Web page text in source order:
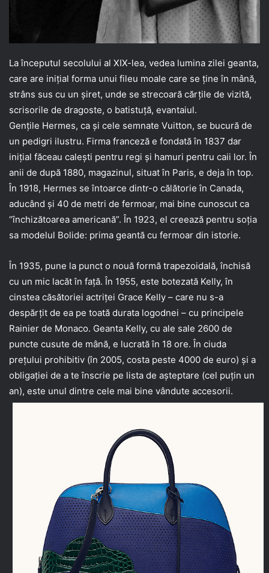
La începutul secolului al XIX-lea, vedea lumina zilei geanta,
care are iniţial forma unui fileu moale care se ţine în mână,
strâns sus cu un şiret, unde se strecoară cărţile de vizită,
scrisorile de dragoste, o batistuţă, evantaiul.
Genţile Hermes, ca şi cele semnate Vuitton, se bucură de
un pedigri ilustru. Firma franceză e fondată în 1837 dar
inițial făceau calești pentru regi și hamuri pentru caii lor. În
anii de după 1880, magazinul, situat în Paris, e deja în top.
În 1918, Hermes se întoarce dintr-o călătorie în Canada,
aducând şi 40 de metri de fermoar, mai bine cunoscut ca
“închizătoarea americană”. În 1923, el creează pentru soţia
sa modelul Bolide: prima geantă cu fermoar din istorie.
În 1935, pune la punct o nouă formă trapezoidală, închisă
cu un mic lacăt în faţă. În 1955, este botezată Kelly, în
cinstea căsătoriei actriţei Grace Kelly – care nu s-a
despărţit de ea pe toată durata logodnei – cu principele
Rainier de Monaco. Geanta Kelly, cu ale sale 2600 de
puncte cusute de mână, e lucrată în 18 ore. În ciuda
preţului prohibitiv (în 2005, costa peste 4000 de euro) şi a
obligaţiei de a te înscrie pe lista de aşteptare (cel puţin un
an), este unul dintre cele mai bine vândute accesorii.